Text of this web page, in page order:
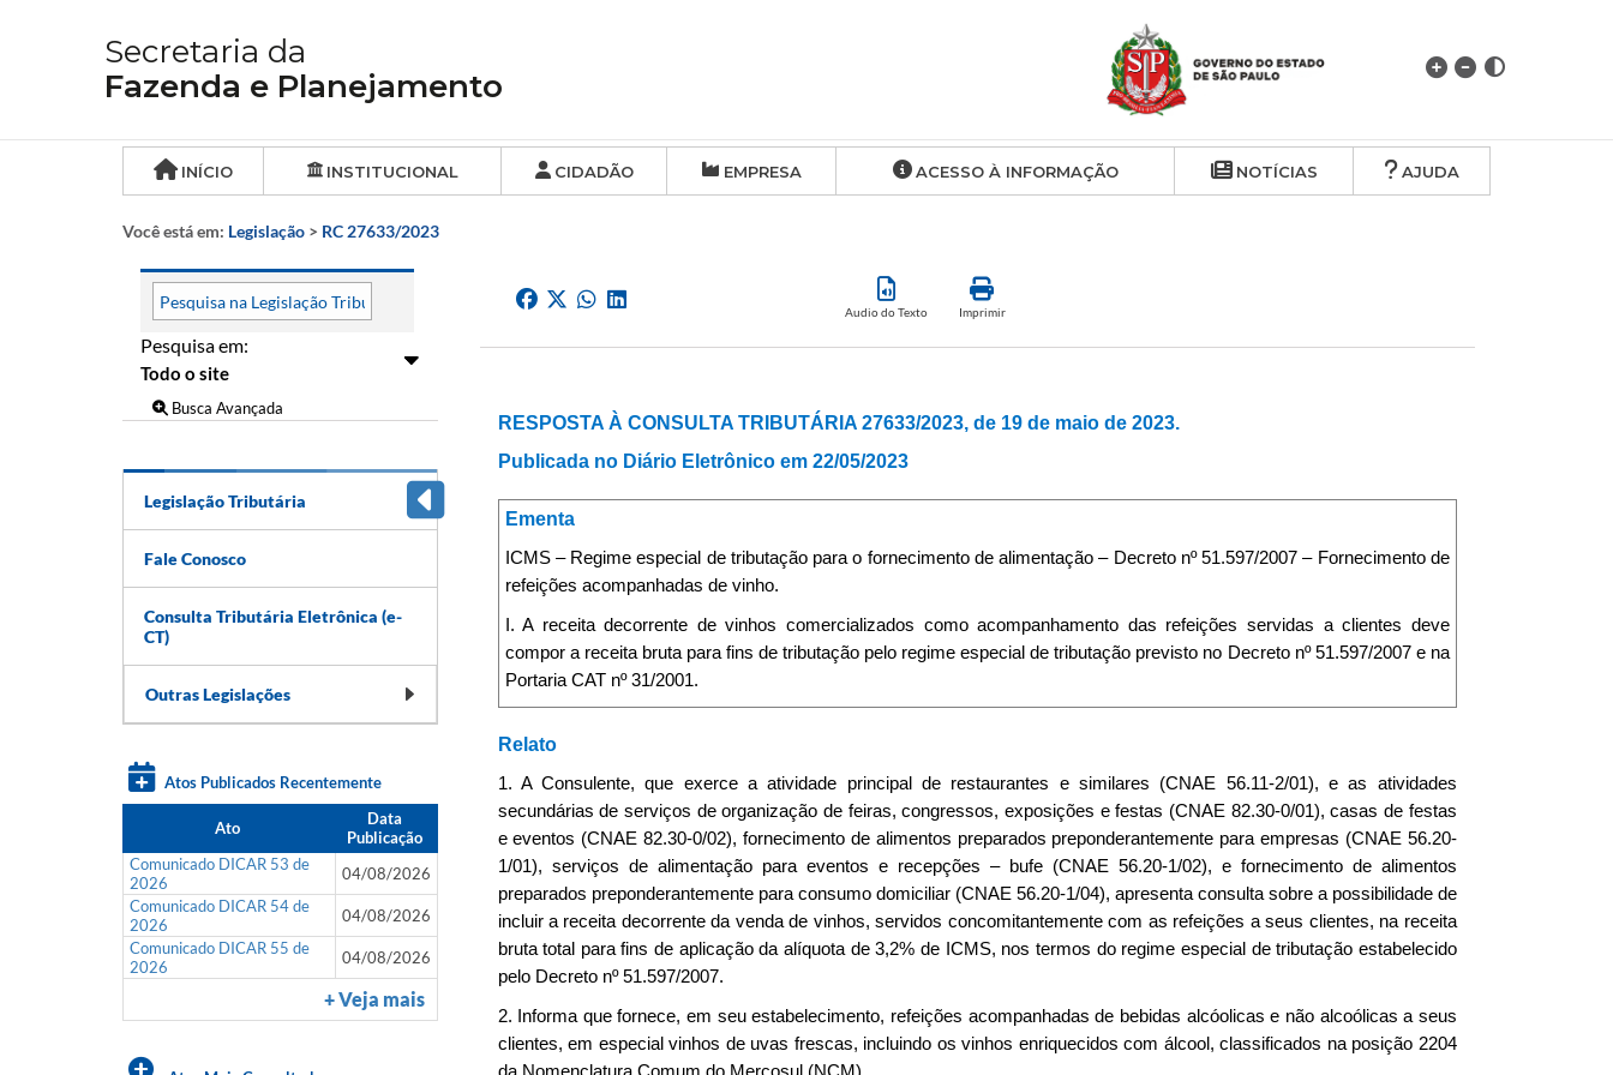
Secretaria da
Fazenda e Planejamento
INÍCIO INSTITUCIONAL CIDADÃO EMPRESA ACESSO À INFORMAÇÃO NOTÍCIAS AJUDA
Você está em: Legislação > RC 27633/2023
Pesquisa em:
Busca Avançada
Legislação Tributária
Fale Conosco
Consulta Tributária Eletrônica (e-
CT)
Outras Legislações
Atos Publicados Recentemente
Ato
Data
Publicação
Comunicado DICAR 53 de
2026
04/08/2026
Comunicado DICAR 54 de
2026
04/08/2026
Comunicado DICAR 55 de
2026
04/08/2026
+ Veja mais
Audio do Texto Imprimir
RESPOSTA À CONSULTA TRIBUTÁRIA 27633/2023, de 19 de maio de 2023.
Publicada no Diário Eletrônico em 22/05/2023
Ementa
ICMS – Regime especial de tributação para o fornecimento de alimentação – Decreto nº 51.597/2007 – Fornecimento de
refeições acompanhadas de vinho.
I. A receita decorrente de vinhos comercializados como acompanhamento das refeições servidas a clientes deve
compor a receita bruta para fins de tributação pelo regime especial de tributação previsto no Decreto nº 51.597/2007 e na
Portaria CAT nº 31/2001.
Relato
1. A Consulente, que exerce a atividade principal de restaurantes e similares (CNAE 56.11-2/01), e as atividades
secundárias de serviços de organização de feiras, congressos, exposições e festas (CNAE 82.30-0/01), casas de festas
e eventos (CNAE 82.30-0/02), fornecimento de alimentos preparados preponderantemente para empresas (CNAE 56.20-
1/01), serviços de alimentação para eventos e recepções – bufe (CNAE 56.20-1/02), e fornecimento de alimentos
preparados preponderantemente para consumo domiciliar (CNAE 56.20-1/04), apresenta consulta sobre a possibilidade de
incluir a receita decorrente da venda de vinhos, servidos concomitantemente com as refeições a seus clientes, na receita
bruta total para fins de aplicação da alíquota de 3,2% de ICMS, nos termos do regime especial de tributação estabelecido
pelo Decreto nº 51.597/2007.
2. Informa que fornece, em seu estabelecimento, refeições acompanhadas de bebidas alcóolicas e não alcoólicas a seus
clientes, em especial vinhos de uvas frescas, incluindo os vinhos enriquecidos com álcool, classificados na posição 2204